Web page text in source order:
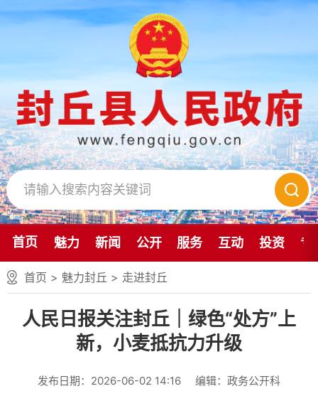
首页 魅力 新闻 公开 服务 互动 投资 专
首页 > 魅力封丘 > 走进封丘
人民日报关注封丘｜绿色“处方”上
新，小麦抵抗力升级
发布日期：2026-06-02 14:16
编辑：政务公开科